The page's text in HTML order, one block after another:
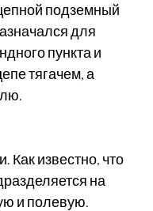
подземный
для
пункта и
тягачем, а
Как известно, что
на
и полевую.